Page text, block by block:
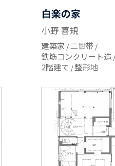
白楽の家
小野 喜規
建築家 二世帯
鉄筋コンクリート造
2階建て 整形地